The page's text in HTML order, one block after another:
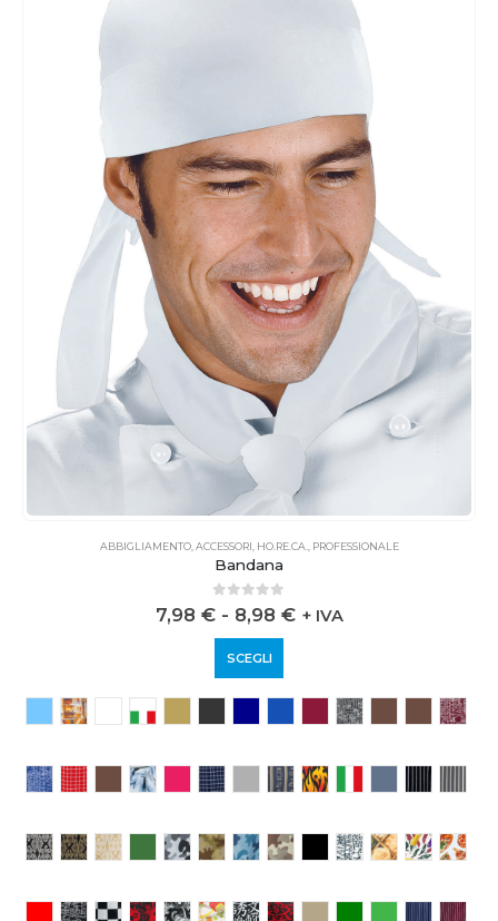
ABBIGLIAMENTO, ACCESSORI HO.RE.CA. PROFESSIONALE
Bandana
0 out of 5
7,98 € - 8,98 € + IVA
SCEGLI